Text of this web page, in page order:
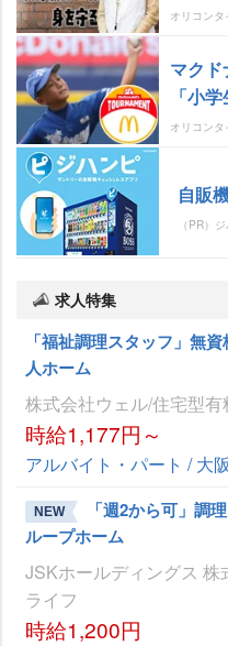
オリコン
マク
「小
オリコン
自販
（PR）
求人特集
「福祉調理スタッフ」無
人ホーム
株式会社ウェル/住宅型
時給1,177円～
アルバイト・パート / 大
NEW
「週2から可」調
ループホーム
JSKホールディングス
ライフ
時給1,200円